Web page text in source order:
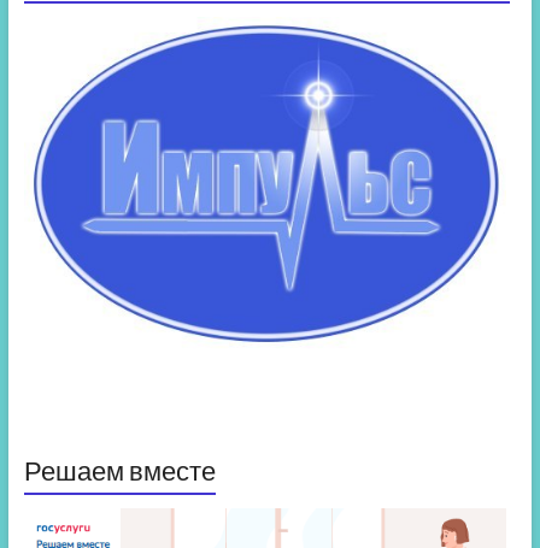
Решаем вместе